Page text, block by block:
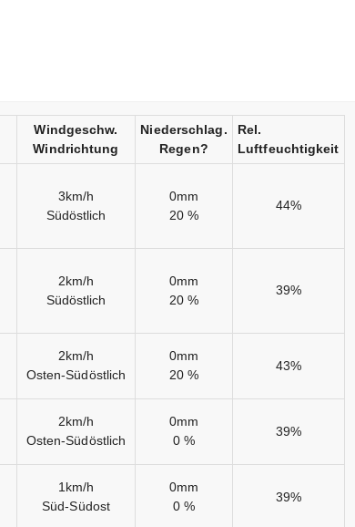
Windgeschw.
Windrichtung
Niederschlag.
Regen?
Rel.
Luftfeuchtigkeit
3km/h
Südöstlich
0mm
20 %
44%
2km/h
Südöstlich
0mm
20 %
39%
2km/h
Osten-Südöstlich
0mm
20 %
43%
2km/h
Osten-Südöstlich
0mm
0 %
39%
1km/h
Süd-Südost
0mm
0 %
39%